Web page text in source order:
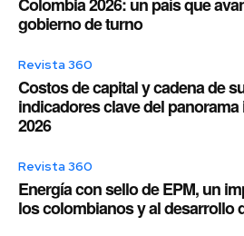
Colombia 2026: un país que
gobierno de turno
Revista 360
Costos de capital y cadena de
indicadores clave del
2026
Revista 360
Energía con sello de EPM, un
los colombianos y al desarrollo